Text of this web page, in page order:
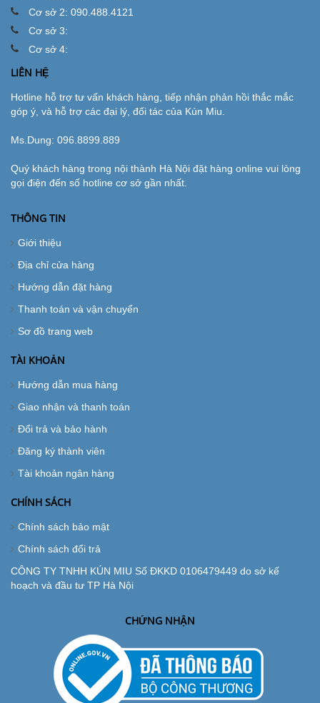
Cơ sở 2: 090.488.4121
Cơ sở 3:
Cơ sở 4:
LIÊN HỆ
Hotline hỗ trợ tư vấn khách hàng, tiếp nhận phản hồi thắc mắc
góp ý, và hỗ trợ các đại lý, đối tác của Kún Miu.
Ms.Dung: 096.8899.889
Quý khách hàng trong nội thành Hà Nội đặt hàng online vui lòng
gọi điện đến số hotline cơ sở gần nhất.
THÔNG TIN
Giới thiệu
Địa chỉ cửa hàng
Hướng dẫn đặt hàng
Thanh toán và vận chuyển
Sơ đồ trang web
TÀI KHOẢN
Hướng dẫn mua hàng
Giao nhận và thanh toán
Đổi trả và bảo hành
Đăng ký thành viên
Tài khoản ngân hàng
CHÍNH SÁCH
Chính sách bảo mật
Chính sách đổi trả
CÔNG TY TNHH KÚN MIU Số ĐKKD 0106479449 do sở kế
hoạch và đầu tư TP Hà Nội
CHỨNG NHẬN